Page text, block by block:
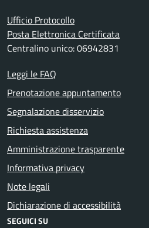
Ufficio Protocollo
Posta Elettronica Certificata
Centralino unico: 06942831
Leggi le FAQ
Prenotazione appuntamento
Segnalazione disservizio
Richiesta assistenza
Amministrazione trasparente
Informativa privacy
Note legali
Dichiarazione di accessibilità
SEGUICI SU